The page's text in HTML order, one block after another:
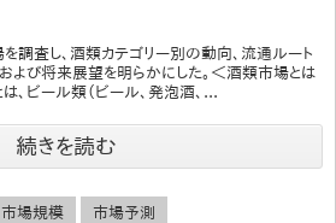
調査し、酒類カテゴリー別の動向、流通ルート
よび将来展望を明らかにした。＜酒類市場とは
、ビール類（ビール、発泡酒、...
続きを読む
市場規模 市場予測